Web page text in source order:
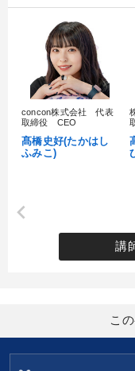
目的別
パフォーマンス向上
発想力を磨きたい
新事業・新商品づくり
※「更新」を押すと「カテゴリー
concon株式会社 代表
取締役 CEO
髙橋史好(たかはし
ふみこ)
講
こ